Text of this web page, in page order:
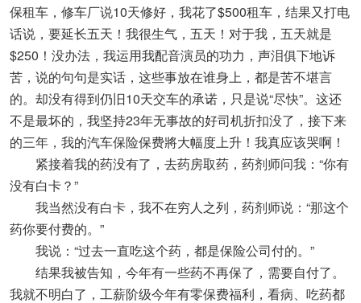
保租车，修车厂说10天修好，我花了$500租车，结果又打电
话说，要延长五天！我很生气，五天！对于我，五天就是
$250！没办法，我运用我配音演员的功力，声泪俱下地诉
苦，说的句句是实话，这些事放在谁身上，都是苦不堪言
的。却没有得到仍旧10天交车的承诺，只是说“尽快”。这还
不是最坏的，我坚持23年无事故的好司机折扣没了，接下来
的三年，我的汽车保险保费將大幅度上升！我真应该哭啊！
紧接着我的药没有了，去药房取药，药剂师问我：“你有
没有白卡？”
我当然没有白卡，我不在穷人之列，药剂师说：“那这个
药你要付费的。”
我说：“过去一直吃这个药，都是保险公司付的。”
结果我被告知，今年有一些药不再保了，需要自付了。
我就不明白了，工薪阶级今年有零保费福利，看病、吃药都